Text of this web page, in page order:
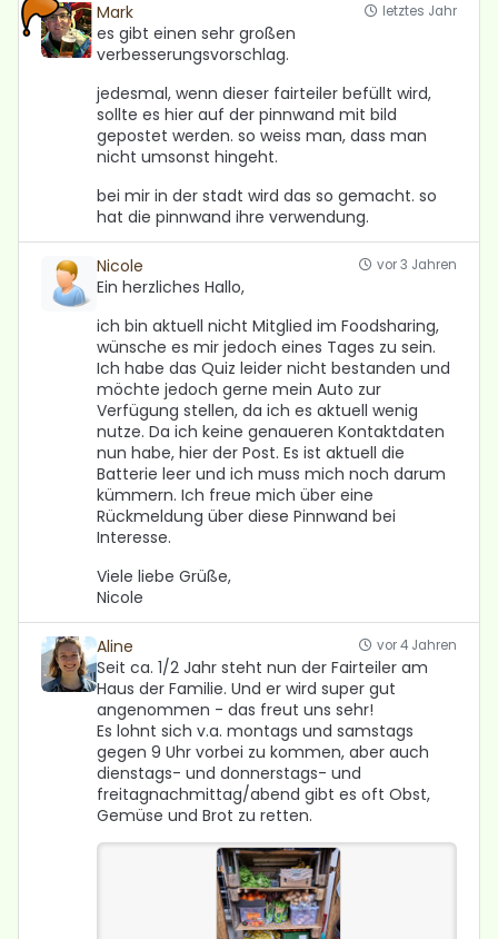
Mark letztes Jahr
es gibt einen sehr großen
verbesserungsvorschlag.
jedesmal, wenn dieser fairteiler befüllt wird,
sollte es hier auf der pinnwand mit bild
gepostet werden. so weiss man, dass man
nicht umsonst hingeht.
bei mir in der stadt wird das so gemacht. so
hat die pinnwand ihre verwendung.
Nicole vor 3 Jahren
Ein herzliches Hallo,
ich bin aktuell nicht Mitglied im Foodsharing,
wünsche es mir jedoch eines Tages zu sein.
Ich habe das Quiz leider nicht bestanden und
möchte jedoch gerne mein Auto zur
Verfügung stellen, da ich es aktuell wenig
nutze. Da ich keine genaueren Kontaktdaten
nun habe, hier der Post. Es ist aktuell die
Batterie leer und ich muss mich noch darum
kümmern. Ich freue mich über eine
Rückmeldung über diese Pinnwand bei
Interesse.
Viele liebe Grüße,
Nicole
Aline vor 4 Jahren
Seit ca. 1/2 Jahr steht nun der Fairteiler am
Haus der Familie. Und er wird super gut
angenommen - das freut uns sehr!
Es lohnt sich v.a. montags und samstags
gegen 9 Uhr vorbei zu kommen, aber auch
dienstags- und donnerstags- und
freitagnachmittag/abend gibt es oft Obst,
Gemüse und Brot zu retten.